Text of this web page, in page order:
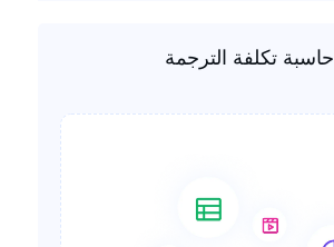
حاسبة تكلفة الترجمة